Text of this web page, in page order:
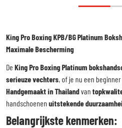
King Pro Boxing KPB/BG Platinum
Maximale Bescherming
De King Pro Boxing Platinum
serieuze vechters, of je nu een
Handgemaakt in Thailandvan
handschoenen uitstekende
Belangrijkste kenmerken: